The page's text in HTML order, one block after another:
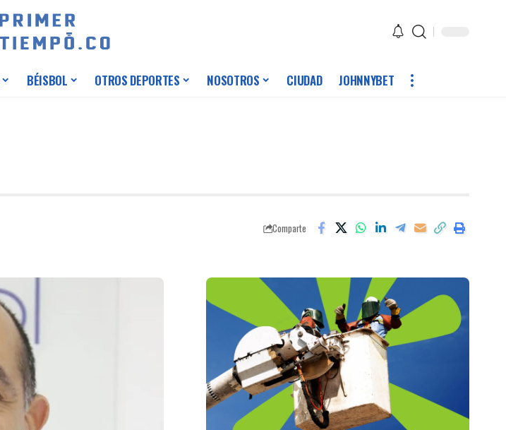
BÉISBOL OTROS DEPORTES NOSOTROS CIUDAD JOHNNYBET
Comparte